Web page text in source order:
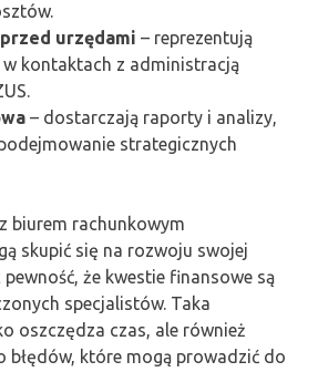
urzędami – reprezentują
kontaktach z administracją
– dostarczają raporty i analizy,
strategicznych
biurem rachunkowym
skupić się na rozwoju swojej
pewność, że kwestie finansowe są
specjalistów. Taka
oszczędza czas, ale również
błędów, które mogą prowadzić do